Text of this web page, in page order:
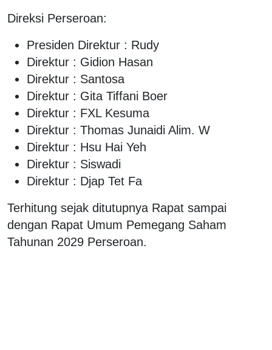
Direksi Perseroan:
Presiden Direktur : Rudy
Direktur : Gidion Hasan
Direktur : Santosa
Direktur : Gita Tiffani Boer
Direktur : FXL Kesuma
Direktur : Thomas Junaidi Alim. W
Direktur : Hsu Hai Yeh
Direktur : Siswadi
Direktur : Djap Tet Fa
Terhitung sejak ditutupnya Rapat sampai
dengan Rapat Umum Pemegang Saham
Tahunan 2029 Perseroan.